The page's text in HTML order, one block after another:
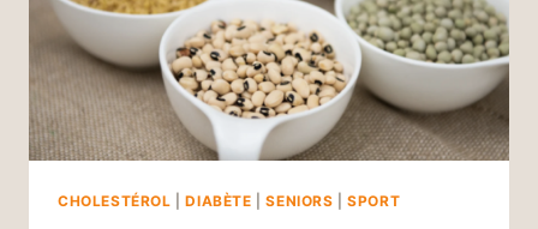
CHOLESTÉROL |DIABÈTE |SENIORS |SPORT